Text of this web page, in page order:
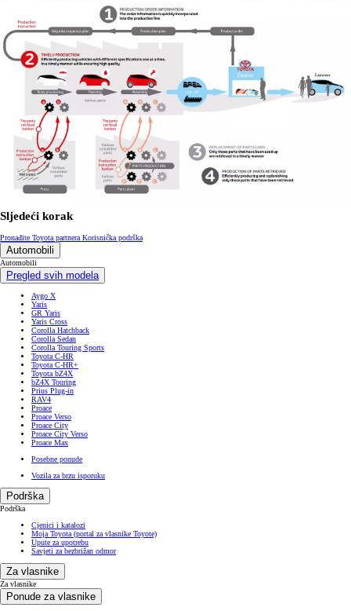
Sljedeći korak
Pronađite Toyota partnera Korisnička podrška
Automobili
Automobili
Pregled svih modela
Aygo X
Yaris
GR Yaris
Yaris Cross
Corolla Hatchback
Corolla Sedan
Corolla Touring Sports
Toyota C-HR
Toyota C-HR+
Toyota bZ4X
bZ4X Touring
Prius Plug-in
RAV4
Proace
Proace Verso
Proace City
Proace City Verso
Proace Max
Posebne ponude
Vozila za brzu isporuku
Podrška
Podrška
Cjenici i katalozi
Moja Toyota (portal za vlasnike Toyote)
Upute za upotrebu
Savjeti za bezbrižan odmor
Za vlasnike
Za vlasnike
Ponude za vlasnike